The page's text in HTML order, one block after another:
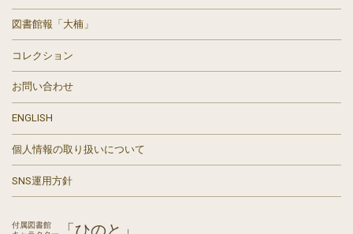
図書館報「大楠」
コレクション
お問い合わせ
ENGLISH
個人情報の取り扱いについて
SNS運用方針
付属図書館